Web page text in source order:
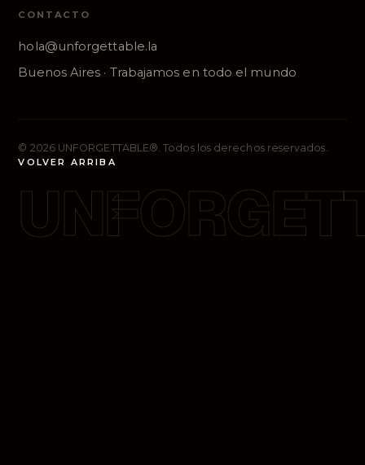
CONTACTO
hola@unforgettable.la
Buenos Aires · Trabajamos en todo el mundo
© 2026 UNFORGETTABLE®.Todos los derechos reservados.
VOLVER ARRIBA